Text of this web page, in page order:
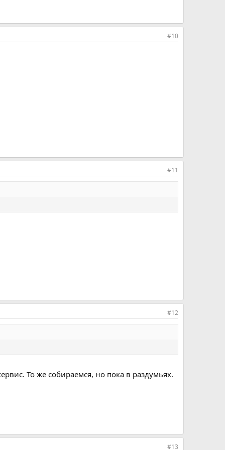
#10
#11
#12
То же собираемся, но пока в раздумьях.
#13